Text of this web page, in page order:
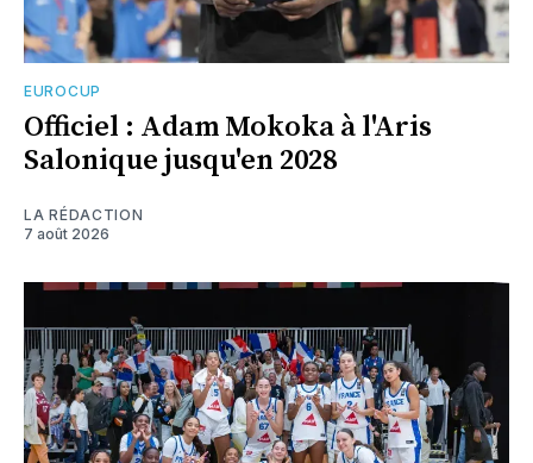
EUROCUP
Officiel : Adam Mokoka à l'Aris
Salonique jusqu'en 2028
LA RÉDACTION
7 août 2026